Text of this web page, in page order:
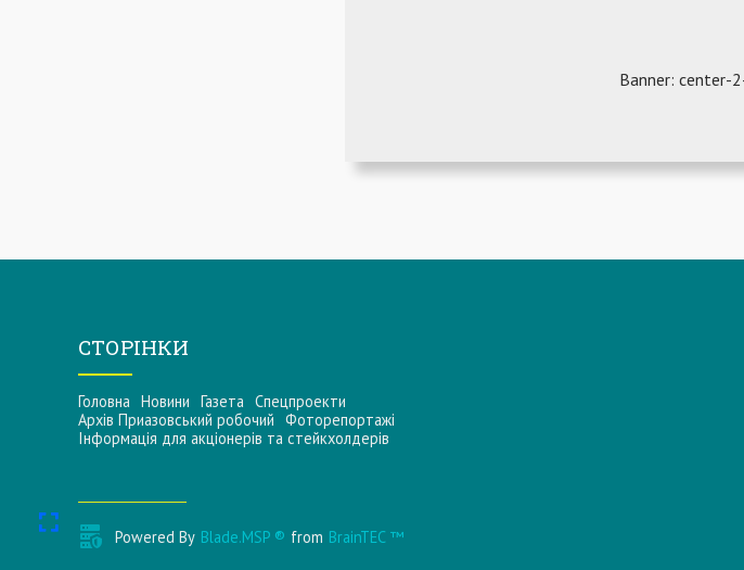
СТОРІНКИ
Головна Новини Газета Спецпроекти
Архів Приазовський робочий Фоторепортажі
Інформацiя для акцiонерiв та стейкхолдерiв
Powered By Blade.MSP ® from BrainTEC ™